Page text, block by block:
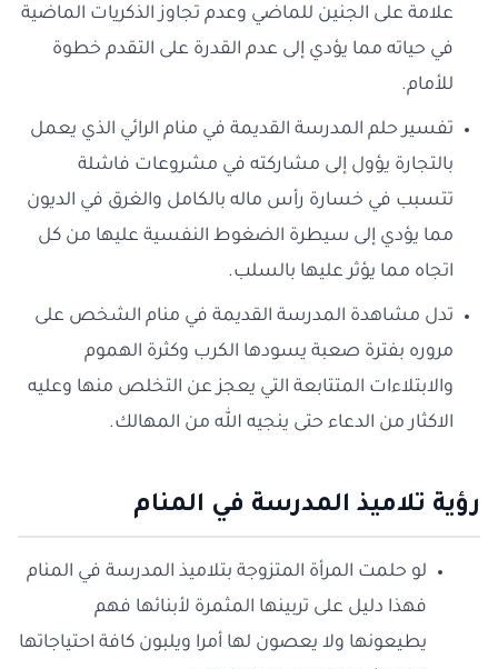
علامة على الجنين للماضي وعدم تجاوز الذكريات الماضية
في حياته مما يؤدي إلى عدم القدرة على التقدم خطوة
للأمام.
تفسير حلم المدرسة القديمة في منام الرائي الذي يعمل
بالتجارة يؤول إلى مشاركته في مشروعات فاشلة
تتسبب في خسارة رأس ماله بالكامل والغرق في الديون
مما يؤدي إلى سيطرة الضغوط النفسية عليها من كل
اتجاه مما يؤثر عليها بالسلب.
تدل مشاهدة المدرسة القديمة في منام الشخص على
مروره بفترة صعبة يسودها الكرب وكثرة الهموم
والابتلاءات المتتابعة التي يعجز عن التخلص منها وعليه
الاكثار من الدعاء حتى ينجيه الله من المهالك.
رؤية تلاميذ المدرسة في المنام
لو حلمت المرأة المتزوجة بتلاميذ المدرسة في المنام
فهذا دليل على تربينها المثمرة لأبنائها فهم
يطيعونها ولا يعصون لها أمرا ويلبون كافة احتياجاتها